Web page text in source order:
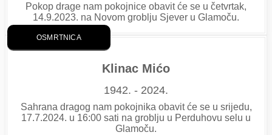
Pokop drage nam pokojnice obavit će se u četvrtak,
14.9.2023. na Novom groblju Sjever u Glamoču.
OSMRTNICA
Klinac Mićo
1942. - 2024.
Sahrana dragog nam pokojnika obavit će se u srijedu,
17.7.2024. u 16:00 sati na groblju u Perduhovu selu u
Glamoču.